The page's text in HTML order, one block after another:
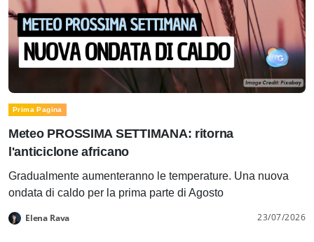
Prima Pagina
Meteo PROSSIMA SETTIMANA: ritorna
l'anticiclone africano
Gradualmente aumenteranno le temperature. Una nuova
ondata di caldo per la prima parte di Agosto
Elena Rava 23/07/2026